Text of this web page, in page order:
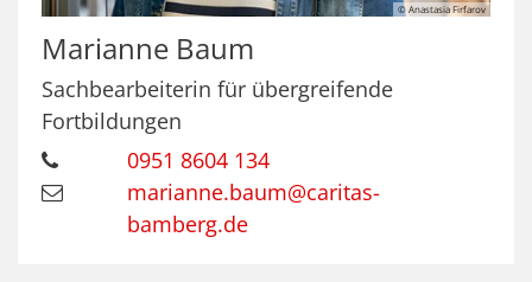
© Anastasia Firfarov
Marianne Baum
Sachbearbeiterin für übergreifende
Fortbildungen
0951 8604 134
marianne.baum@caritas-
bamberg.de